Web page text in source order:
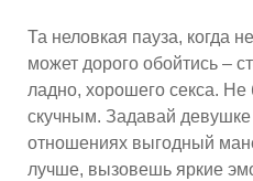
Та неловкая пауза, когда
может дорого обойтись –
ладно, хорошего секса.
скучным. Задавай
отношениях выгодный
лучше, вызовешь яркие